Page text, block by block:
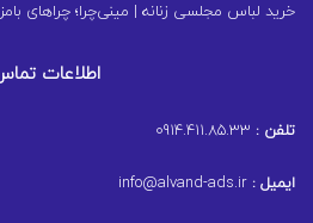
خرید لباس مجلسی زنانه | مینی‌چرا؛ چراهای
اطلاعات
تلفن :
ایمیل :